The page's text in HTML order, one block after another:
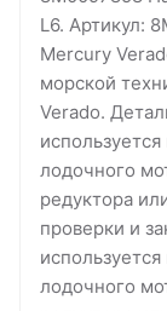
L6. Артикул:
Mercury
морской
Verado.
лодочного
редуктора
проверки и
лодочного